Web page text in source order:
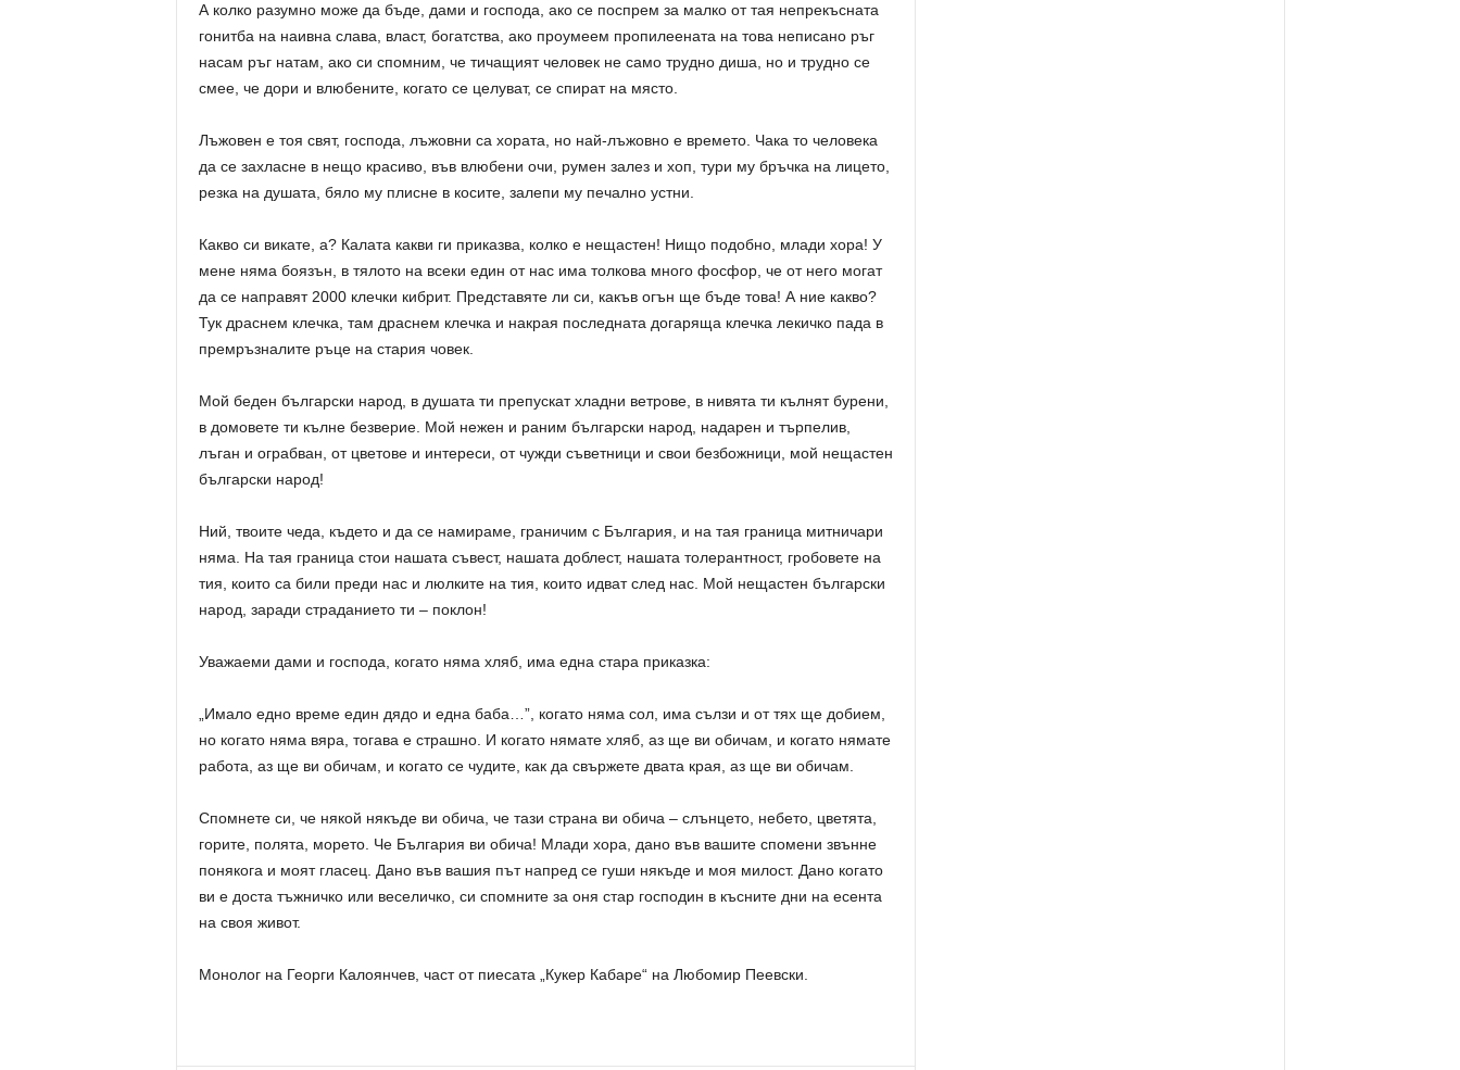
А колко разумно може да бъде, дами и господа, ако се поспрем за малко от тая непрекъсната
гонитба на наивна слава, власт, богатства, ако проумеем пропилеената на това неписано ръг
насам ръг натам, ако си спомним, че тичащият человек не само трудно диша, но и трудно се
смее, че дори и влюбените, когато се целуват, се спират на място.
Лъжовен е тоя свят, господа, лъжовни са хората, но най-лъжовно е времето. Чака то человека
да се захласне в нещо красиво, във влюбени очи, румен залез и хоп, тури му бръчка на лицето,
резка на душата, бяло му плисне в косите, залепи му печално устни.
Какво си викате, а? Калата какви ги приказва, колко е нещастен! Нищо подобно, млади хора! У
мене няма боязън, в тялото на всеки един от нас има толкова много фосфор, че от него могат
да се направят 2000 клечки кибрит. Представяте ли си, какъв огън ще бъде това! А ние какво?
Тук драснем клечка, там драснем клечка и накрая последната догаряща клечка лекичко пада в
премръзналите ръце на стария човек.
Мой беден български народ, в душата ти препускат хладни ветрове, в нивята ти кълнят бурени,
в домовете ти кълне безверие. Мой нежен и раним български народ, надарен и търпелив,
лъган и ограбван, от цветове и интереси, от чужди съветници и свои безбожници, мой нещастен
български народ!
Ний, твоите чеда, където и да се намираме, граничим с България, и на тая граница митничари
няма. На тая граница стои нашата съвест, нашата доблест, нашата толерантност, гробовете на
тия, които са били преди нас и люлките на тия, които идват след нас. Мой нещастен български
народ, заради страданието ти – поклон!
Уважаеми дами и господа, когато няма хляб, има една стара приказка:
„Имало едно време един дядо и една баба…”, когато няма сол, има сълзи и от тях ще добием,
но когато няма вяра, тогава е страшно. И когато нямате хляб, аз ще ви обичам, и когато нямате
работа, аз ще ви обичам, и когато се чудите, как да свържете двата края, аз ще ви обичам.
Спомнете си, че някой някъде ви обича, че тази страна ви обича – слънцето, небето, цветята,
горите, полята, морето. Че България ви обича! Млади хора, дано във вашите спомени звънне
понякога и моят гласец. Дано във вашия път напред се гуши някъде и моя милост. Дано когато
ви е доста тъжничко или веселичко, си спомните за оня стар господин в късните дни на есента
на своя живот.
Монолог на Георги Калоянчев, част от пиесата „Кукер Кабаре“ на Любомир Пеевски.